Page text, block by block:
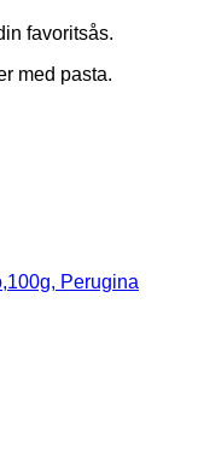
favoritsås.
med pasta.